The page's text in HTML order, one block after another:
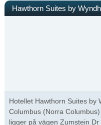
Hawthorn Suites by
Hotellet Hawthorn Suites by
Columbus (Norra
ligger på vägen Zumstein